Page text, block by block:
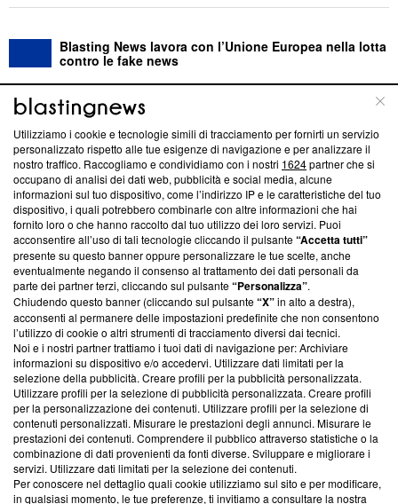
Blasting News lavora con l’Unione Europea nella lotta
contro le fake news
ABOUT LINEA EDITORIALE
Questa sezione offre informazioni trasparenti su Blasting
News, sui nostri processi editoriali e su come ci impegniamo a
creare news di qualità. Inoltre, afferma la nostra aderenza a
‘Trust Project - News with Integrity’Blasting News non è
ancora membro del programma, ma ha richiesto di farne
parte; Trust Project non ha ancora effettuato una verifica di
conformità agli standard.
Su di noi
Team editoriale
Corporate
Redazione
Informativa Privacy
Cookie Policy
Blasting SA, IDI CHE-247.845.224, Via Carlo Frasca, 3 - 6900
Utilizziamo i cookie e tecnologie simili di tracciamento per fornirti un servizio
personalizzato rispetto alle tue esigenze di navigazione e per analizzare il
nostro traffico. Raccogliamo e condividiamo con i nostri 1624partner che si
occupano di analisi dei dati web, pubblicità e social media, alcune
informazioni sul tuo dispositivo, come l’indirizzo IP e le caratteristiche del tuo
dispositivo, i quali potrebbero combinarle con altre informazioni che hai
fornito loro o che hanno raccolto dal tuo utilizzo dei loro servizi. Puoi
acconsentire all’uso di tali tecnologie cliccando il pulsante“Accetta tutti”
presente su questo banner oppure personalizzare le tue scelte, anche
eventualmente negando il consenso al trattamento dei dati personali da
parte dei partner terzi, cliccando sul pulsante“Personalizza”.
Chiudendo questo banner (cliccando sul pulsante“X”in alto a destra),
acconsenti al permanere delle impostazioni predefinite che non consentono
l’utilizzo di cookie o altri strumenti di tracciamento diversi dai tecnici.
Noi e i nostri partner trattiamo i tuoi dati di navigazione per: Archiviare
informazioni su dispositivo e/o accedervi. Utilizzare dati limitati per la
selezione della pubblicità. Creare profili per la pubblicità personalizzata.
Utilizzare profili per la selezione di pubblicità personalizzata. Creare profili
per la personalizzazione dei contenuti. Utilizzare profili per la selezione di
contenuti personalizzati. Misurare le prestazioni degli annunci. Misurare le
prestazioni dei contenuti. Comprendere il pubblico attraverso statistiche o la
combinazione di dati provenienti da fonti diverse. Sviluppare e migliorare i
servizi. Utilizzare dati limitati per la selezione dei contenuti.
Per conoscere nel dettaglio quali cookie utilizziamo sul sito e per modificare,
in qualsiasi momento, le tue preferenze, ti invitiamo a consultare la nostra